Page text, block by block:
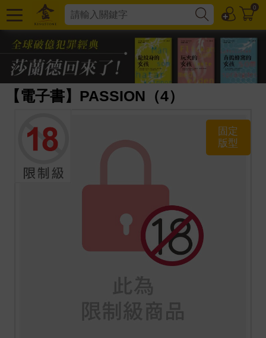
0
【電子書】PASSION（4）
固定
版型